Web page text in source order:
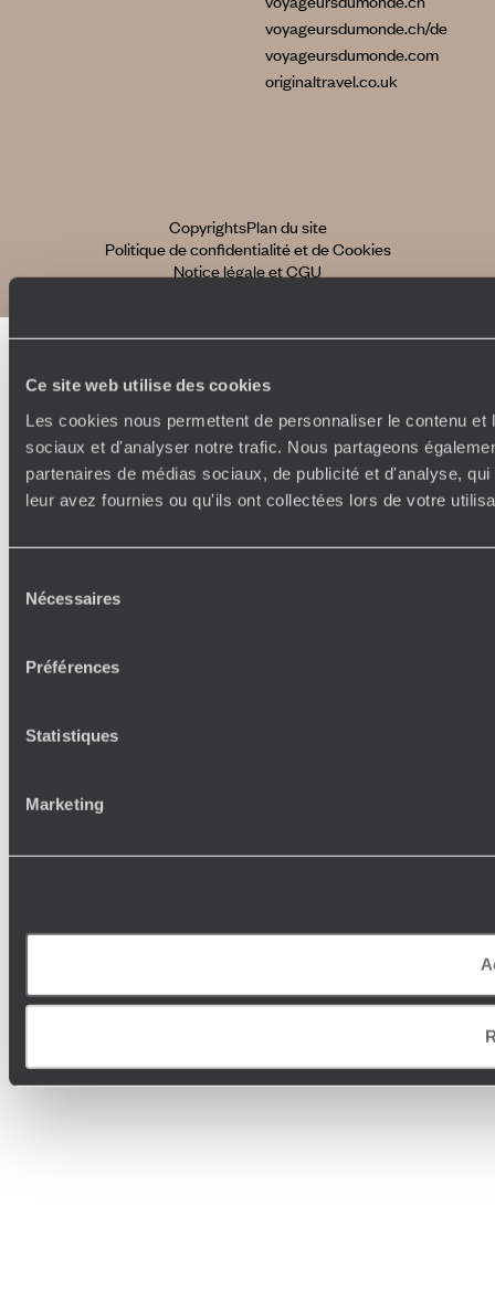
Ce site web utilise des cookies
Les cookies nous permettent de personnaliser le contenu
sociaux et d'analyser notre trafic. Nous partageons
partenaires de médias sociaux, de publicité et d'analyse,
leur avez fournies ou qu'ils ont collectées lors de votre
Nécessaires
Préférences
Statistiques
Marketing
voyageursdumonde.ch/de
voyageursdumonde.com
originaltravel.co.uk
CopyrightsPlan du site
Politique de confidentialité et de Cookies
Notice légale et CGU